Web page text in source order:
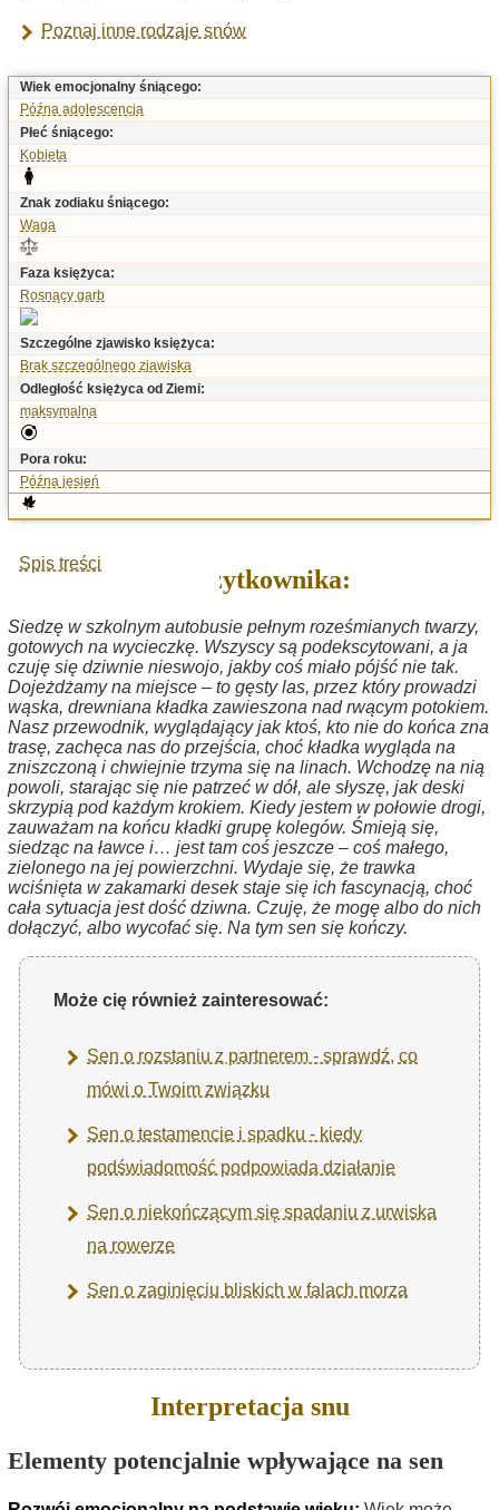
Poznaj inne rodzaje snów
Wiek emocjonalny śniącego:
Późna adolescencja
Płeć śniącego:
Kobieta
Znak zodiaku śniącego:
Waga
Faza księżyca:
Rosnący garb
Szczególne zjawisko księżyca:
Brak szczególnego zjawiska
Odległość księżyca od Ziemi:
maksymalna
Pora roku:
Późna jesień
Spis treści
Sen użytkownika:
Siedzę w szkolnym autobusie pełnym roześmianych twarzy,
gotowych na wycieczkę. Wszyscy są podekscytowani, a ja
czuję się dziwnie nieswojo, jakby coś miało pójść nie tak.
Dojeżdżamy na miejsce – to gęsty las, przez który prowadzi
wąska, drewniana kładka zawieszona nad rwącym potokiem.
Nasz przewodnik, wyglądający jak ktoś, kto nie do końca zna
trasę, zachęca nas do przejścia, choć kładka wygląda na
zniszczoną i chwiejnie trzyma się na linach. Wchodzę na nią
powoli, starając się nie patrzeć w dół, ale słyszę, jak deski
skrzypią pod każdym krokiem. Kiedy jestem w połowie drogi,
zauważam na końcu kładki grupę kolegów. Śmieją się,
siedząc na ławce i… jest tam coś jeszcze – coś małego,
zielonego na jej powierzchni. Wydaje się, że trawka
wciśnięta w zakamarki desek staje się ich fascynacją, choć
cała sytuacja jest dość dziwna. Czuję, że mogę albo do nich
dołączyć, albo wycofać się. Na tym sen się kończy.
Może cię również zainteresować:
Sen o rozstaniu z partnerem - sprawdź, co
mówi o Twoim związku
Sen o testamencie i spadku - kiedy
podświadomość podpowiada działanie
Sen o niekończącym się spadaniu z urwiska
na rowerze
Sen o zaginięciu bliskich w falach morza
Interpretacja snu
Elementy potencjalnie wpływające na sen